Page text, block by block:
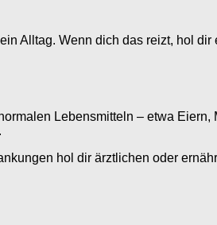
Alltag. Wenn dich das reizt, hol dir
Lebensmitteln – etwa Eiern,
hol dir ärztlichen oder